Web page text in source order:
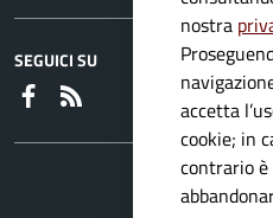
SEGUICI SU
Faceboook
nostra
accetta
cookie; in
contrario è